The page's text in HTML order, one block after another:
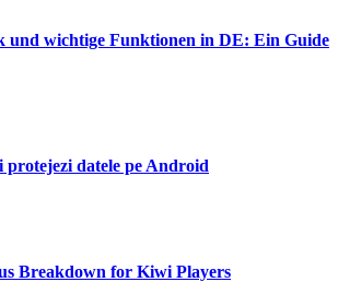
und wichtige Funktionen in DE: Ein Guide
datele pe Android
Breakdown for Kiwi Players